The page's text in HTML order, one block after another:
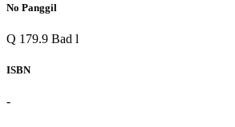
No Panggil
Q 179.9 Bad l
ISBN
-